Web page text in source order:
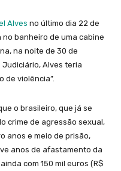
Alves no último dia 22 de
banheiro de uma cabine
​​na noite de 30 de
Judiciário, Alves teria
de violência”.
o brasileiro, que já se
crime de agressão sexual,
anos e meio de prisão,
anos de afastamento da
com 150 mil euros (R$